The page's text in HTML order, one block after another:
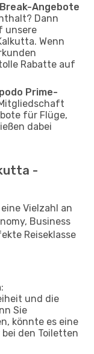
Angebote
Dann
unsere
Wenn
Rabatte auf
Prime-
für Flüge,
dabei
-
Vielzahl an
Business
Reiseklasse
:
und die
Sie
könnte es eine
den Toiletten